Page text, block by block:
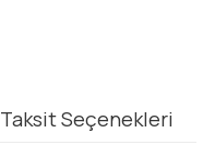
Taksit Seçenekleri